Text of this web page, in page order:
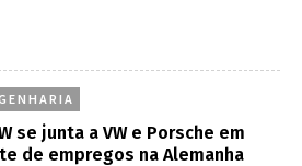
se junta a VW e Porsche em
de empregos na Alemanha